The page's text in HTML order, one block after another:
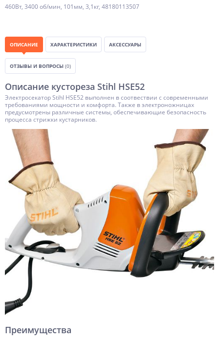
460Вт, 3400 об/мин, 101мм, 3,1кг, 48180113507
ОПИСАНИЕ ХАРАКТЕРИСТИКИ АКСЕССУАРЫ
ОТЗЫВЫ И ВОПРОСЫ (0)
Описание кустореза Stihl HSE52
Электросекатор Stihl HSE52 выполнен в соотвествии с современными
требованиями мощности и комфорта. Также в электроножницах
предусмотрены различные системы, обеспечивающие безопасность
процесса стрижки кустарников.
Преимущества